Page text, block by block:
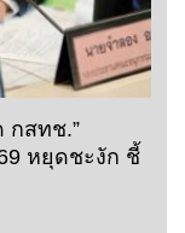
กสทช.”
หยุดชะงัก ชี้